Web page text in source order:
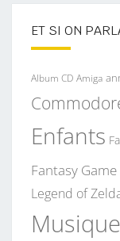
ET SI ON
Album CD Amiga
Enfants
Fantasy
Legend of
Musique